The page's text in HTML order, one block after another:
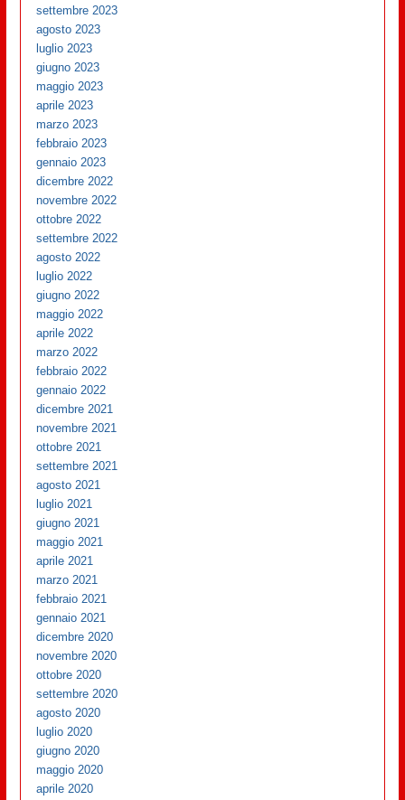
settembre 2023
agosto 2023
luglio 2023
giugno 2023
maggio 2023
aprile 2023
marzo 2023
febbraio 2023
gennaio 2023
dicembre 2022
novembre 2022
ottobre 2022
settembre 2022
agosto 2022
luglio 2022
giugno 2022
maggio 2022
aprile 2022
marzo 2022
febbraio 2022
gennaio 2022
dicembre 2021
novembre 2021
ottobre 2021
settembre 2021
agosto 2021
luglio 2021
giugno 2021
maggio 2021
aprile 2021
marzo 2021
febbraio 2021
gennaio 2021
dicembre 2020
novembre 2020
ottobre 2020
settembre 2020
agosto 2020
luglio 2020
giugno 2020
maggio 2020
aprile 2020